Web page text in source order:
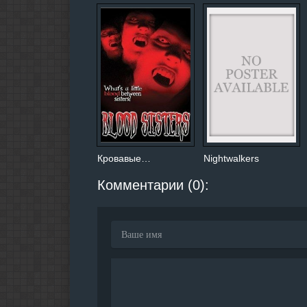
Кровавые… Nightwalkers
Комментарии (0):